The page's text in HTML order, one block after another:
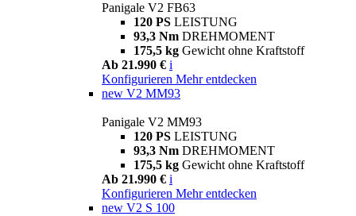
Panigale V2 FB63
120 PS LEISTUNG
93,3 Nm DREHMOMENT
175,5 kg Gewicht ohne Kraftstoff
Ab 21.990 € i
Konfigurieren Mehr entdecken
new V2 MM93
Panigale V2 MM93
120 PS LEISTUNG
93,3 Nm DREHMOMENT
175,5 kg Gewicht ohne Kraftstoff
Ab 21.990 € i
Konfigurieren Mehr entdecken
new V2 S 100